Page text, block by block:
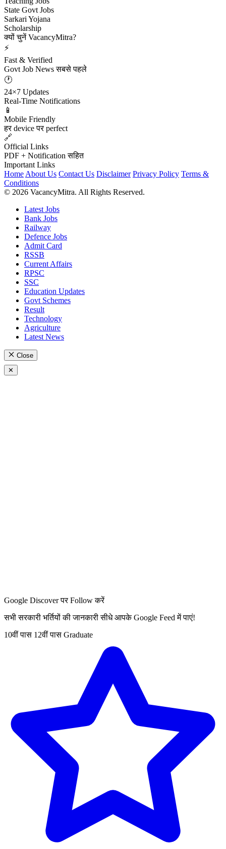
State Govt Jobs
Sarkari Yojana
Scholarship
क्यों चुनें VacancyMitra?
⚡
Fast & Verified
Govt Job News सबसे पहले
🕐
24×7 Updates
Real-Time Notifications
📱
Mobile Friendly
हर device पर perfect
🔗
Official Links
PDF + Notification सहित
Important Links
Home About Us Contact Us Disclaimer Privacy Policy Terms &
Conditions
© 2026 VacancyMitra. All Rights Reserved.
Latest Jobs
Bank Jobs
Railway
Defence Jobs
Admit Card
RSSB
Current Affairs
RPSC
SSC
Education Updates
Govt Schemes
Result
Technology
Agriculture
Latest News
Close
✕
Google Discover पर Follow करें
सभी सरकारी भर्तियों की जानकारी सीधे आपके Google Feed में पाएं!
10वीं पास 12वीं पास Graduate